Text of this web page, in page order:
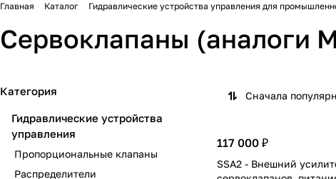
Главная Каталог Гидравлические устройства управления для
Сервоклапаны (аналоги
Сначала
117 000 ₽
SSA2 - Внешний
Категория
Гидравлические устройства
управления
Пропорциональные клапаны
Распределители